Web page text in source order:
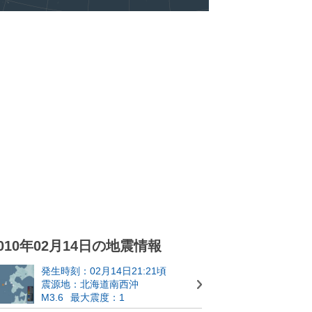
年02月14日の地震情報
発生時刻：02月14日21:21頃
震源地：北海道南西沖
M3.6
最大震度：1